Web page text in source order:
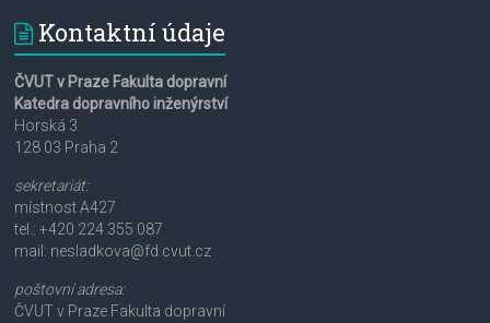
Kontaktní údaje
ČVUT v Praze Fakulta dopravní
Katedra dopravního inženýrství
Horská 3
128 03 Praha 2
sekretariát:
místnost A427
tel.: +420 224 355 087
mail: nesladkova@fd.cvut.cz
poštovní adresa:
ČVUT v Praze Fakulta dopravní